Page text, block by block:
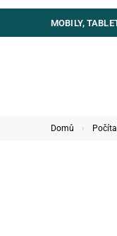
MOBILY,
Domů